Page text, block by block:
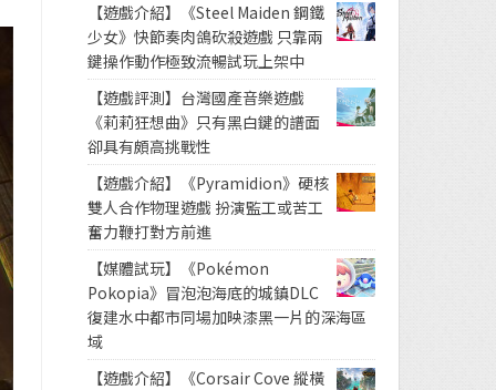
【遊戲介紹】《Steel Maiden 鋼鐵
少女》快節奏肉鴿砍殺遊戲 只靠兩
鍵操作動作極致流暢試玩上架中
【遊戲評測】台灣國產音樂遊戲
《莉莉狂想曲》只有黑白鍵的譜面
卻具有頗高挑戰性
【遊戲介紹】《Pyramidion》硬核
雙人合作物理遊戲 扮演監工或苦工
奮力鞭打對方前進
【媒體試玩】《Pokémon
Pokopia》冒泡泡海底的城鎮DLC
復建水中都市同場加映漆黑一片的深海區
域
【遊戲介紹】《Corsair Cove 縱橫